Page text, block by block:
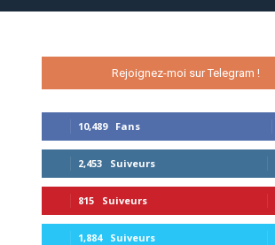
Rejoignez-moi sur Telegram !
10,489 Fans
2,453 Suiveurs
815 Suiveurs
1,884 Suiveurs